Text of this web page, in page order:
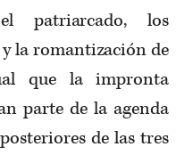
patriarcado, los
la romantización de
que la impronta
parte de la agenda
de las tres